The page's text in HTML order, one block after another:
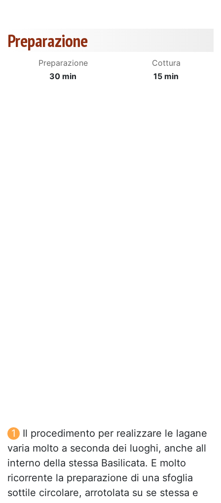
Preparazione
Preparazione
30 min
Cottura
15 min
Il procedimento per realizzare le lagane
varia molto a seconda dei luoghi, anche all
interno della stessa Basilicata. E molto
ricorrente la preparazione di una sfoglia
sottile circolare, arrotolata su se stessa e